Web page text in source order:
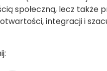
społeczną, lecz
integracji i